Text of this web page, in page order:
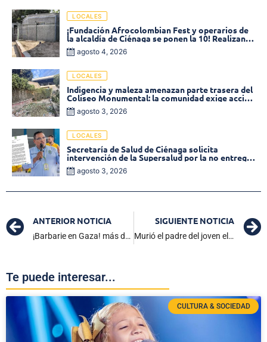
LOCALES
¡Fundación Afrocolombian Fest y operarios de
la alcaldía de Ciénaga se ponen la 10! Realizan
limpieza de la parte posterior del Coliseo
Monumental
agosto 4, 2026
LOCALES
Indigencia y maleza amenazan parte trasera del
Coliseo Monumental: la comunidad exige acción
inmediata!
agosto 3, 2026
LOCALES
Secretaría de Salud de Ciénaga solicita
intervención de la Supersalud por la no entrega
de medicamentos en las EPS
agosto 3, 2026
ANTERIOR NOTICIA
¡Barbarie en Gaza! más de 100 muertos tras ataque israelí
SIGUIENTE NOTICIA
Murió el padre del joven electrocutado al intentar conectar un celular mojado
Te puede interesar...
CULTURA & SOCIEDAD